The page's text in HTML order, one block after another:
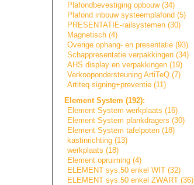
Plafondbevestiging opbouw (34)
Plafond inbouw systeemplafond (5)
PRESENTATIE-rail systemen (30)
Magnetisch (4)
Overige ophang- en presentatie (93)
Schappresentatie verpakkingen (34)
AHS display en verpakkingen (19)
Verkoopondersteuning ArtiTeQ (7)
Artiteq signing+preventie (11)
Element System (192):
Element System werkplaats (16)
Element System plankdragers (30)
Element System tafelpoten (18)
kastinrichting (13)
werkplaats (18)
Element opruiming (4)
ELEMENT sys.50 enkel WIT (32)
ELEMENT sys.50 enkel ZWART (36)